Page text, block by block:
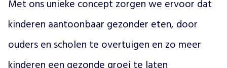
r
n
e
Met ons unieke concept zorgen we ervoor dat
kinderen aantoonbaar gezonder eten, door
ouders en scholen te overtuigen en zo meer